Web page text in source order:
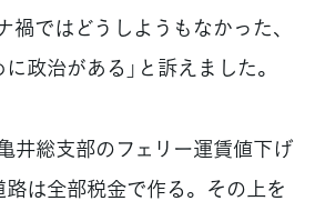
禍ではどうしようもなかった、
政治がある」と訴えました。
井総支部のフェリー運賃値下げ
路は全部税金で作る。その上を